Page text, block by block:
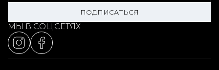
ПОДПИСАТЬСЯ
МЫ В СОЦ СЕТЯХ